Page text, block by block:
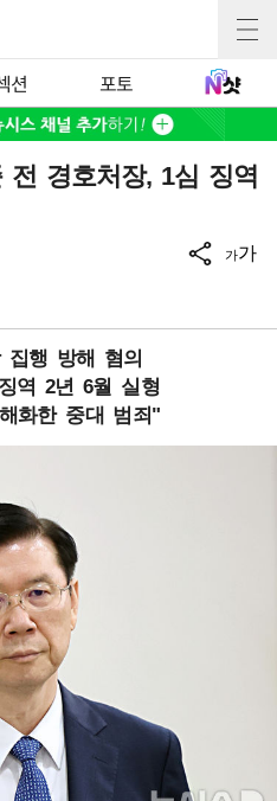
션 포토
경호처장, 1심 징역
가가
행 방해 혐의
역 2년 6월 실형
화한 중대 범죄"